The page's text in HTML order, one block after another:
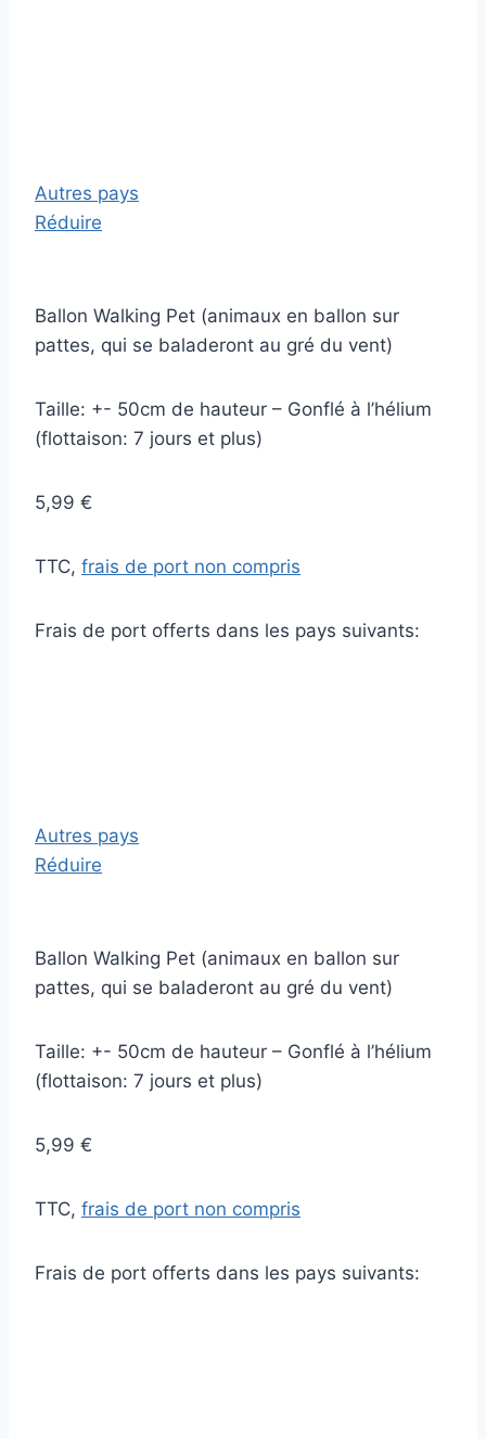
Autres pays
Réduire
Ballon Walking Pet (animaux en ballon sur
pattes, qui se baladeront au gré du vent)
Taille: +- 50cm de hauteur – Gonflé à l’hélium
(flottaison: 7 jours et plus)
5,99 €
TTC, frais de port non compris
Frais de port offerts dans les pays suivants:
Autres pays
Réduire
Ballon Walking Pet (animaux en ballon sur
pattes, qui se baladeront au gré du vent)
Taille: +- 50cm de hauteur – Gonflé à l’hélium
(flottaison: 7 jours et plus)
5,99 €
TTC, frais de port non compris
Frais de port offerts dans les pays suivants: